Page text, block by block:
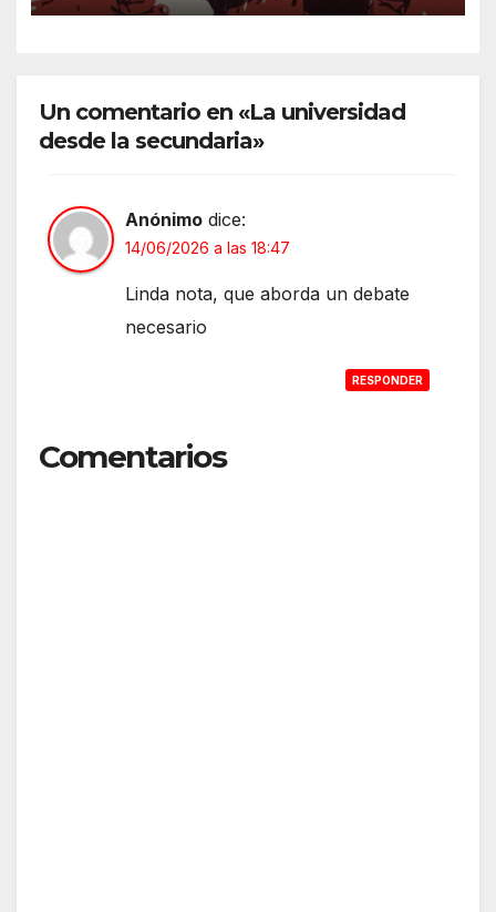
Un comentario en «La universidad
desde la secundaria»
Anónimo dice:
14/06/2026 a las 18:47
Linda nota, que aborda un debate
necesario
RESPONDER
Comentarios